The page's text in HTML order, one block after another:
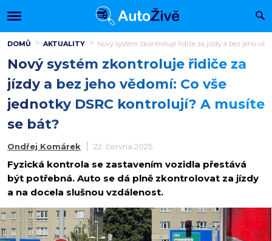
DOMŮ AKTUALITY Nový systém zkontroluje řidiče za jízdy a bez jeho
Nový systém zkontroluje řidiče za
jízdy a bez jeho vědomí: Co vše
jednotky DSRC kontrolují? A musíte
se bát?
Ondřej Komárek 22. června 2025
Fyzická kontrola se zastavením vozidla přestává
být potřebná. Auto se dá plně zkontrolovat za jízdy
a na docela slušnou vzdálenost.